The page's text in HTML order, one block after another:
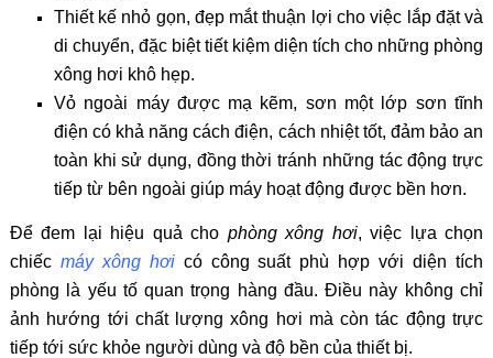
Thiết kế nhỏ gọn, đẹp mắt thuận lợi cho việc lắp đặt và
di chuyển, đặc biệt tiết kiệm diện tích cho những phòng
xông hơi khô hẹp.
Vỏ ngoài máy được mạ kẽm, sơn một lớp sơn tĩnh
điện có khả năng cách điện, cách nhiệt tốt, đảm bảo an
toàn khi sử dụng, đồng thời tránh những tác động trực
tiếp từ bên ngoài giúp máy hoạt động được bền hơn.
Để đem lại hiệu quả cho phòng xông hơi, việc lựa chọn
chiếc máy xông hơicó công suất phù hợp với diện tích
phòng là yếu tố quan trọng hàng đầu. Điều này không chỉ
ảnh hướng tới chất lượng xông hơi mà còn tác động trực
tiếp tới sức khỏe người dùng và độ bền của thiết bị.